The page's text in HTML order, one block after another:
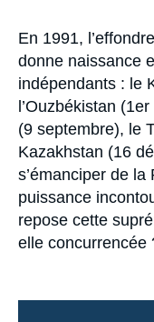
Accroche
En 1991,
donne naissance
indépendants : le
l’Ouzbékistan
(9 septembre), le
Kazakhstan (16
s’émanciper de
puissance
repose cette
elle concurrencée